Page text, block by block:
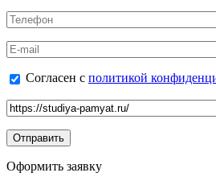
Телефон
E-mail
Согласен с политикой
Согласен с политикой
Ссылка на товар
Оформить заявку